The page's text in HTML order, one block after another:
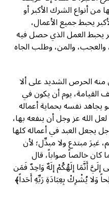
أنواع الشرك الأكبر أو
يحبط جميع الأعمال،
يحبط العمل الذي حصل فيه
والعجب، والمن، وطلب الجاه
منه الحرص الشديد على ألا
القيامة، يوم أن يكون في
يجاهد نفسه بحماية أعماله
الله عز وجل أن ينفعه بها،
يجعل العبد في أعماله كلها
غيرَ مبتدع ولا مبدِّل؛ لأن
كان خالصاً صواباً، قال
إلَيَّ أَنَّمَا إلَهُكُمْ إلَهٌ وَاحِدٌ فَمَن
وَلا يُشْرِكْ بِعِبَادَةِ رَبِّهِ أَحَداً﴾